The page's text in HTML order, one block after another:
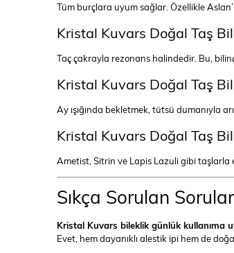
Tüm burçlara uyum sağlar. Özellikle
Kristal Kuvars Doğal Taş
Taç çakrayla rezonans halindedir. Bu,
Kristal Kuvars Doğal Taş
Ay ışığında bekletmek, tütsü dumanıyla
Kristal Kuvars Doğal Taş
Ametist, Sitrin ve Lapis Lazuli gibi taşlarla
Sıkça Sorulan Sorular
Kristal Kuvars bileklik günlük kullanıma
Evet, hem dayanıklı alestik ipi hem de